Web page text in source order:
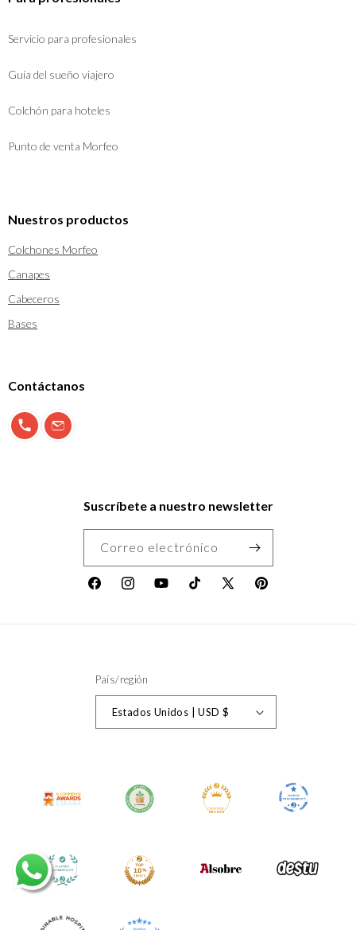
Servicio para profesionales
Guía del sueño viajero
Colchón para hoteles
Punto de venta Morfeo
Nuestros productos
Colchones Morfeo
Canapes
Cabeceros
Bases
Contáctanos
900 897 123info@morfeo.com
Suscríbete a nuestro newsletter
Correo electrónico
FacebookInstagramYouTubeTikTok
X
Pinterest
País/región
Estados Unidos | USD $